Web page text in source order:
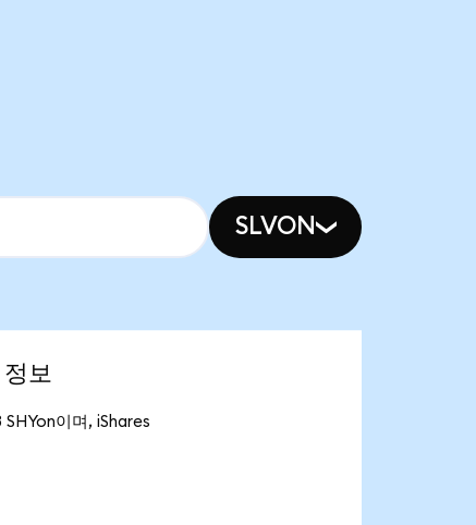
SLVON
보
이며, iShares